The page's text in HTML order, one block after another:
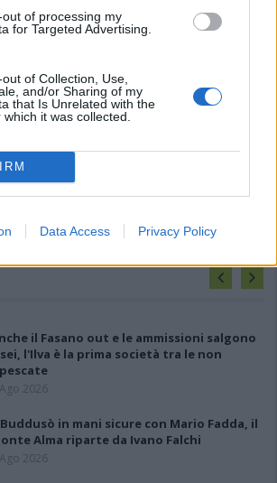
of processing my
for Targeted Advertising.
of Collection, Use,
and/or Sharing of my
that Is Unrelated with the
it was collected.
Data Access Privacy Policy
il Fasano out e le ammissioni salgono
l'Ilva è la prima società tra le non
2026
in mani sicure con Mario Fadda, il
Alma riparte da Ivano Falchi
2026